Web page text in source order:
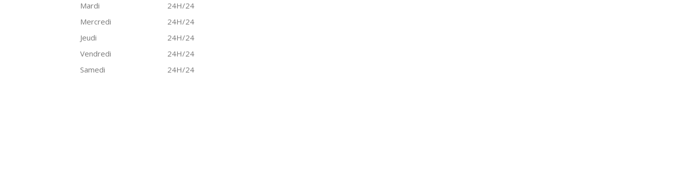
Mardi
24H/24
Mercredi
24H/24
Jeudi
24H/24
Vendredi
24H/24
Samedi
24H/24